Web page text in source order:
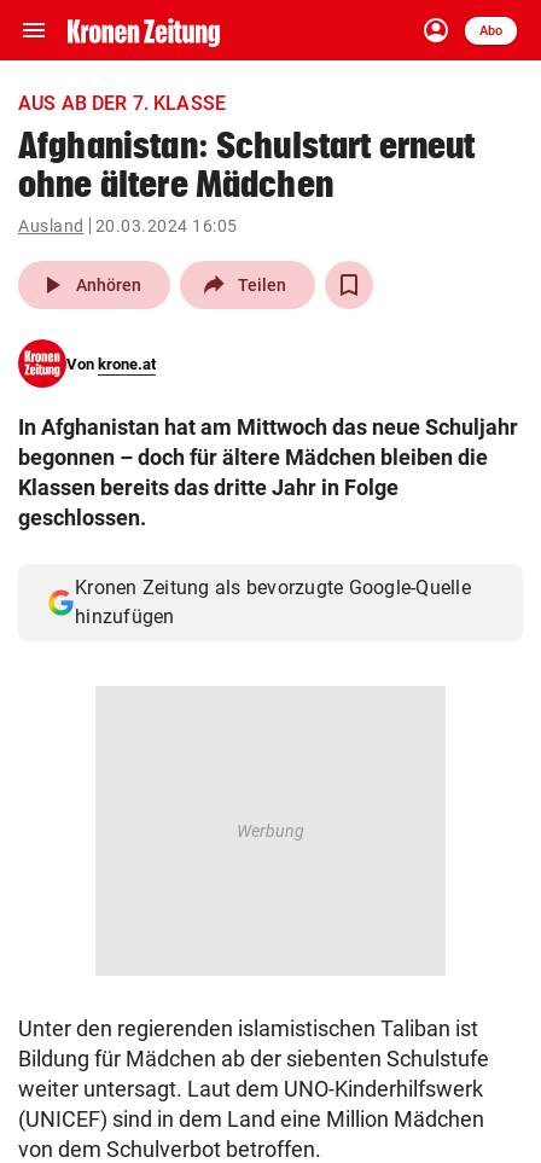
menu Navigation
ein-/ausklappen
account_circle
Anmelden
Abo
close Schließen
account_circle Anmelden
pin_drop
Wien arrow_right
search
eingeben
Muthgasse 2, 1190 Wien
AUS AB DER 7. KLASSE
Afghanistan: Schulstart erneut
ohne ältere Mädchen
Ausland 20.03.2024 16:05
play_arrow Anhören Teilen
Von krone.at
In Afghanistan hat am Mittwoch das neue Schuljahr
begonnen – doch für ältere Mädchen bleiben die
Klassen bereits das dritte Jahr in Folge
geschlossen.
Kronen Zeitung als bevorzugte Google-Quelle
hinzufügen
Unter den regierenden islamistischen Taliban ist
Bildung für Mädchen ab der siebenten Schulstufe
weiter untersagt. Laut dem UNO-Kinderhilfswerk
(UNICEF) sind in dem Land eine Million Mädchen
von dem Schulverbot betroffen.